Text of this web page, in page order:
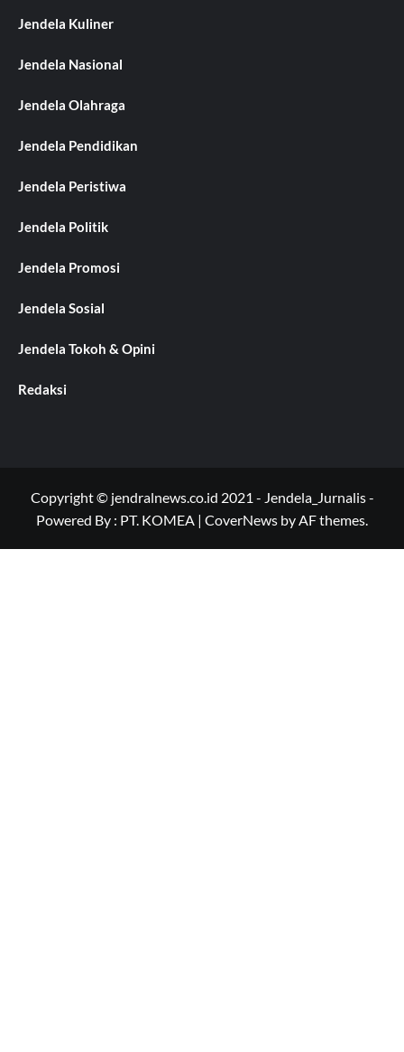
Jendela Kuliner
Jendela Nasional
Jendela Olahraga
Jendela Pendidikan
Jendela Peristiwa
Jendela Politik
Jendela Promosi
Jendela Sosial
Jendela Tokoh & Opini
Redaksi
Copyright © jendralnews.co.id 2021 - Jendela_Jurnalis -
Powered By : PT. KOMEA | CoverNews by AF themes.